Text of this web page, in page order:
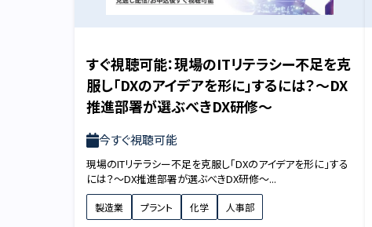
すぐ視聴可能：現場のITリテラシー不足を克
服し「DXのアイデアを形に」するには？〜DX
推進部署が選ぶべきDX研修〜
今すぐ視聴可能
現場のITリテラシー不足を克服し「DXのアイデアを形に」する
には？〜DX推進部署が選ぶべきDX研修〜...
製造業 プラント 化学 人事部